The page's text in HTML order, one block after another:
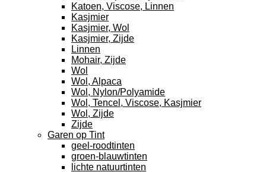
Katoen, Viscose, Linnen
Kasjmier
Kasjmier, Wol
Kasjmier, Zijde
Linnen
Mohair, Zijde
Wol
Wol, Alpaca
Wol, Nylon/Polyamide
Wol, Tencel, Viscose, Kasjmier
Wol, Zijde
Zijde
Garen op Tint
geel-roodtinten
groen-blauwtinten
lichte natuurtinten